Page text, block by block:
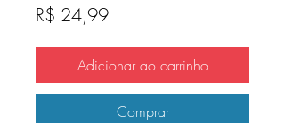
R$ 24,99Preço
Adicionar ao carrinho
Comprar